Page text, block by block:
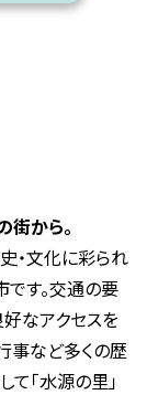
街から。
・文化に彩られ
す。交通の要
なアクセスを
事など多くの歴
「水源の里」